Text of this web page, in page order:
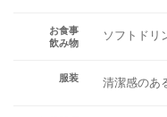
お食事
飲み物
ソフトドリ
服装 清潔感のあ